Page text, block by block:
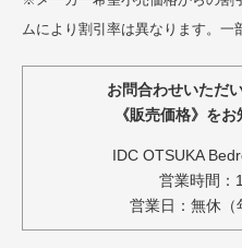
ムにより割引率は異なります。一
お問合わせいただ
《販売価格》を
IDC OTSUKA
営業時間：
営業日：無休（